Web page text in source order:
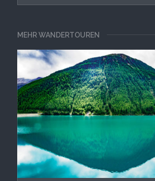
MEHR WANDERTOUREN